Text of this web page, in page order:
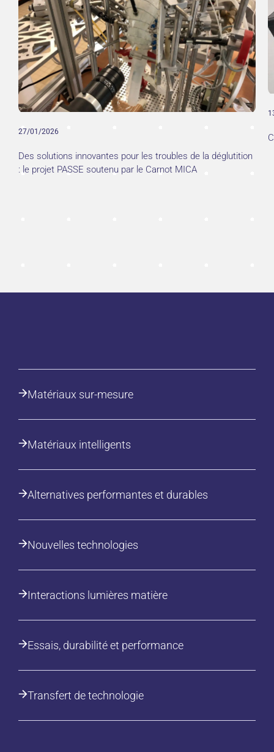
27/01/2026
Des solutions innovantes pour les troubles de la déglutition
: le projet PASSE soutenu par le Carnot MICA
Matériaux sur-mesure
Matériaux intelligents
Alternatives performantes et durables
Nouvelles technologies
Interactions lumières matière
Essais, durabilité et performance
Transfert de technologie